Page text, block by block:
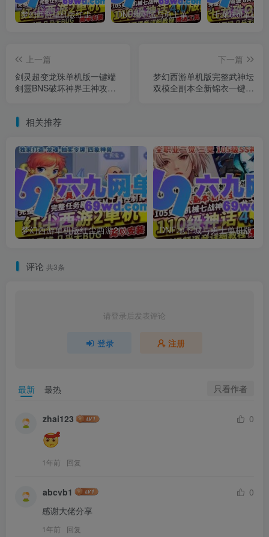
梦幻西游单机版红尘西游2微变独家打造龙魂抽奖令牌四象神兽 DNF地下城与勇士单机版110级神话版4.0全主线任务龙之庭院机械七战神实验室
上一篇
剑灵超变龙珠单机版一键端
剣靈BNS破坏神界王神攻略
下一篇
梦幻西游单机版完整武神坛
双模全副本全新锦衣一键端
相关推荐
梦幻西游单机版红尘西游2微变独家打造龙魂抽奖令牌四象神兽
评论 共3条
请登录后发表评论
登录 注册
最新 最热 只看作者
zhai123 0
1年前 回复
abcvb1
0
感谢大佬分享
1年前 回复